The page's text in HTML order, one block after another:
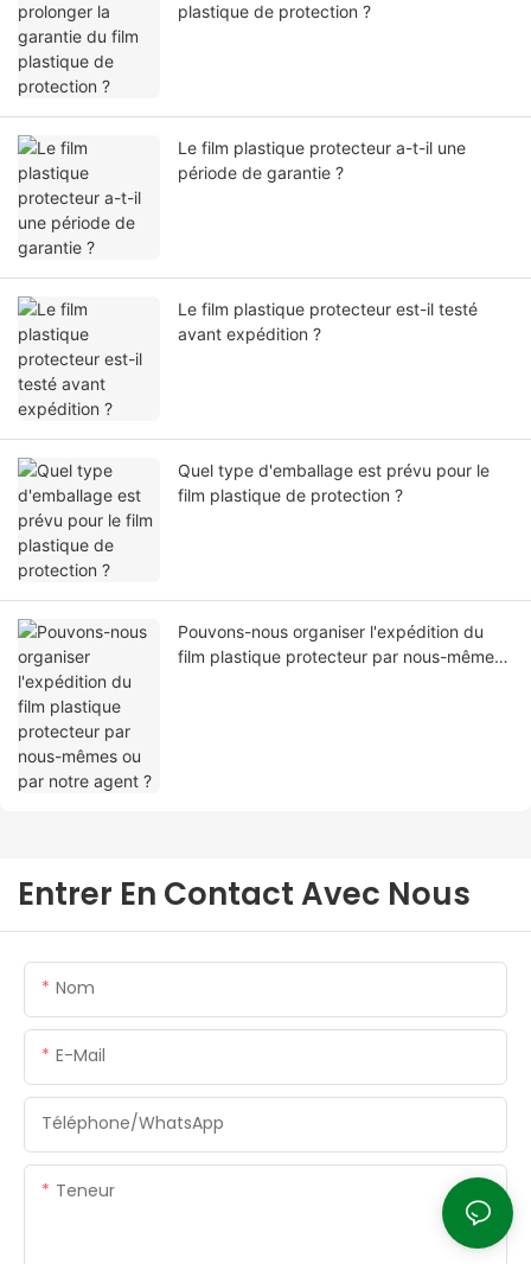
plastique de protection ?
Le film plastique protecteur a-t-il une
période de garantie ?
Le film plastique protecteur est-il testé
avant expédition ?
Quel type d'emballage est prévu pour le
film plastique de protection ?
Pouvons-nous organiser l'expédition du
film plastique protecteur par nous-mêmes
Entrer En Contact Avec Nous
Nom
E-Mail
Téléphone/WhatsApp
Teneur